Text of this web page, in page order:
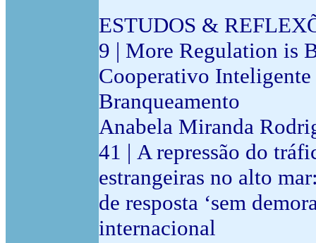
ESTUDOS &
9 | More Regulation is
Cooperativo Inteligente
Branqueamento
Anabela Miranda
41 | A repressão do
estrangeiras no alto
de resposta ‘sem
internacional